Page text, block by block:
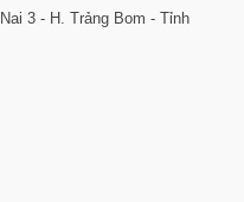
3 - H. Trảng Bom - Tỉnh